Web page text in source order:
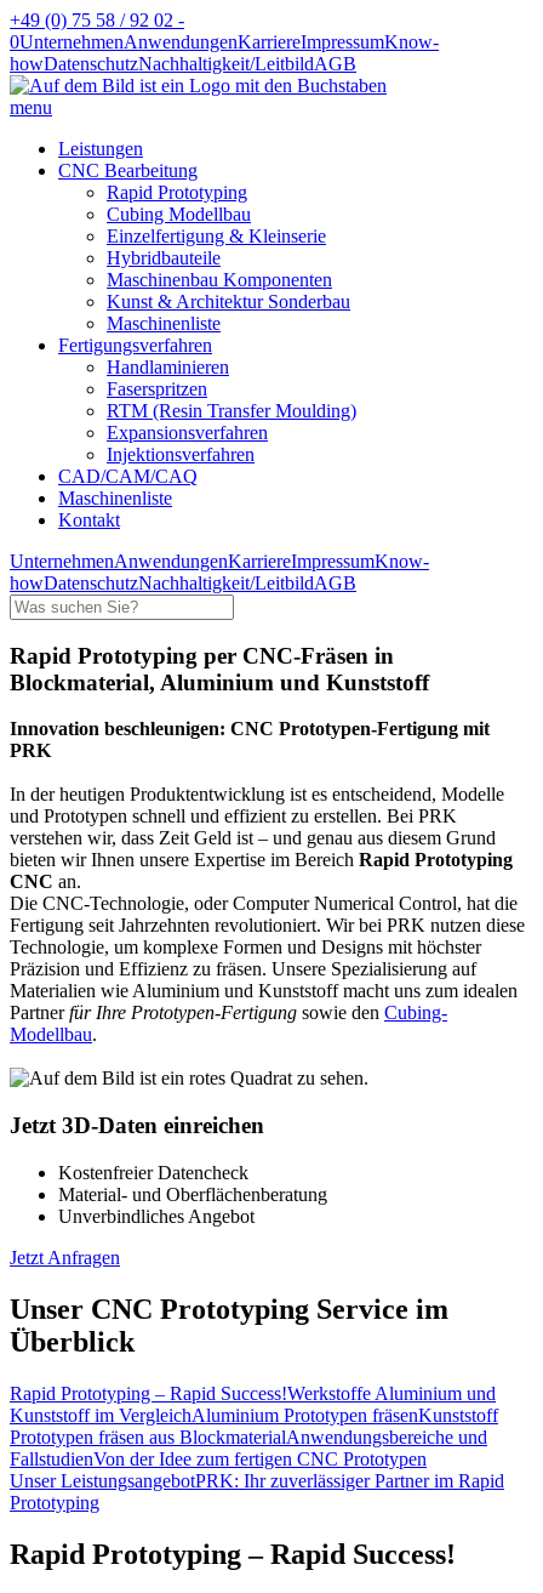
+49 (0) 75 58 / 92 02 -
0UnternehmenAnwendungenKarriereImpressumKnow-
howDatenschutzNachhaltigkeit/LeitbildAGB
menu
Leistungen
CNC Bearbeitung
Rapid Prototyping
Cubing Modellbau
Einzelfertigung & Kleinserie
Hybridbauteile
Maschinenbau Komponenten
Kunst & Architektur Sonderbau
Maschinenliste
Fertigungsverfahren
Handlaminieren
Faserspritzen
RTM (Resin Transfer Moulding)
Expansionsverfahren
Injektionsverfahren
CAD/CAM/CAQ
Maschinenliste
Kontakt
UnternehmenAnwendungenKarriereImpressumKnow-
howDatenschutzNachhaltigkeit/LeitbildAGB
Rapid Prototyping per CNC-Fräsen in
Blockmaterial, Aluminium und Kunststoff
Innovation beschleunigen: CNC Prototypen-Fertigung mit
PRK
In der heutigen Produktentwicklung ist es entscheidend, Modelle
und Prototypen schnell und effizient zu erstellen. Bei PRK
verstehen wir, dass Zeit Geld ist – und genau aus diesem Grund
bieten wir Ihnen unsere Expertise im Bereich Rapid Prototyping
CNC an.
Die CNC-Technologie, oder Computer Numerical Control, hat die
Fertigung seit Jahrzehnten revolutioniert. Wir bei PRK nutzen diese
Technologie, um komplexe Formen und Designs mit höchster
Präzision und Effizienz zu fräsen. Unsere Spezialisierung auf
Materialien wie Aluminium und Kunststoff macht uns zum idealen
Partnerfür Ihre Prototypen-Fertigung sowie den Cubing-
Modellbau.
Jetzt 3D-Daten einreichen
Kostenfreier Datencheck
Material- und Oberflächenberatung
Unverbindliches Angebot
Jetzt Anfragen
Unser CNC Prototyping Service im
Überblick
Rapid Prototyping – Rapid Success!Werkstoffe Aluminium und
Kunststoff im VergleichAluminium Prototypen fräsenKunststoff
Prototypen fräsen aus BlockmaterialAnwendungsbereiche und
FallstudienVon der Idee zum fertigen CNC Prototypen
Unser LeistungsangebotPRK: Ihr zuverlässiger Partner im Rapid
Prototyping
Rapid Prototyping – Rapid Success!